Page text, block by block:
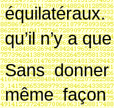
qu’il n’y a
Sans
même